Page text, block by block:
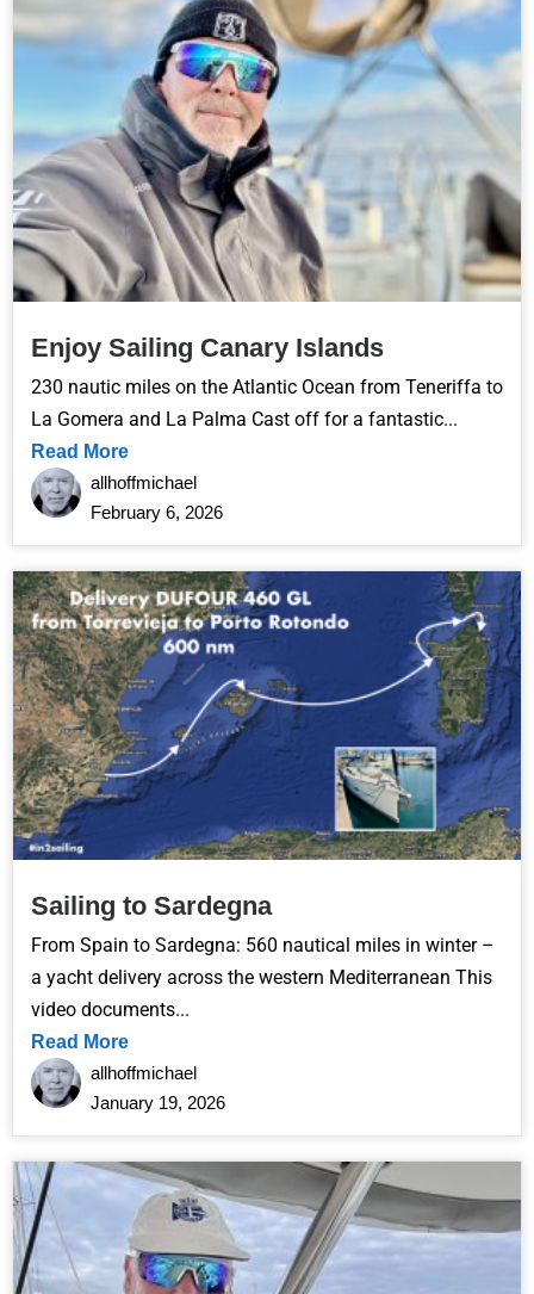
Enjoy Sailing Canary Islands
230 nautic miles on the Atlantic Ocean from Teneriffa to
La Gomera and La Palma Cast off for a fantastic...
Read More
allhoffmichael
February 6, 2026
Sailing to Sardegna
From Spain to Sardegna: 560 nautical miles in winter –
a yacht delivery across the western Mediterranean This
video documents...
Read More
allhoffmichael
January 19, 2026